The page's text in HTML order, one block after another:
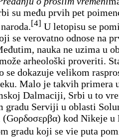
su među prvih pet
[4] U letopisu se
se verovatno odnose na
nauka ne uzima u
arheološki proveriti.
se dokazuje velikom
Malo je takvih primera
Dalmaciji, Srbi u to
gradu Serviji u oblasti
(Gορδοσερβα) kod Nikeje
gradu koji se vie puta